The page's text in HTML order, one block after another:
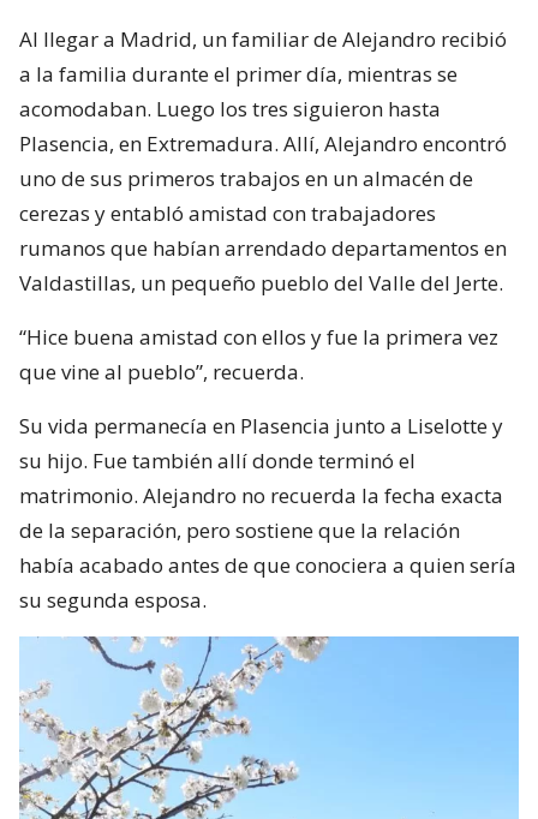
Al llegar a Madrid, un familiar de Alejandro recibió
a la familia durante el primer día, mientras se
acomodaban. Luego los tres siguieron hasta
Plasencia, en Extremadura. Allí, Alejandro encontró
uno de sus primeros trabajos en un almacén de
cerezas y entabló amistad con trabajadores
rumanos que habían arrendado departamentos en
Valdastillas, un pequeño pueblo del Valle del Jerte.
“Hice buena amistad con ellos y fue la primera vez
que vine al pueblo”, recuerda.
Su vida permanecía en Plasencia junto a Liselotte y
su hijo. Fue también allí donde terminó el
matrimonio. Alejandro no recuerda la fecha exacta
de la separación, pero sostiene que la relación
había acabado antes de que conociera a quien sería
su segunda esposa.